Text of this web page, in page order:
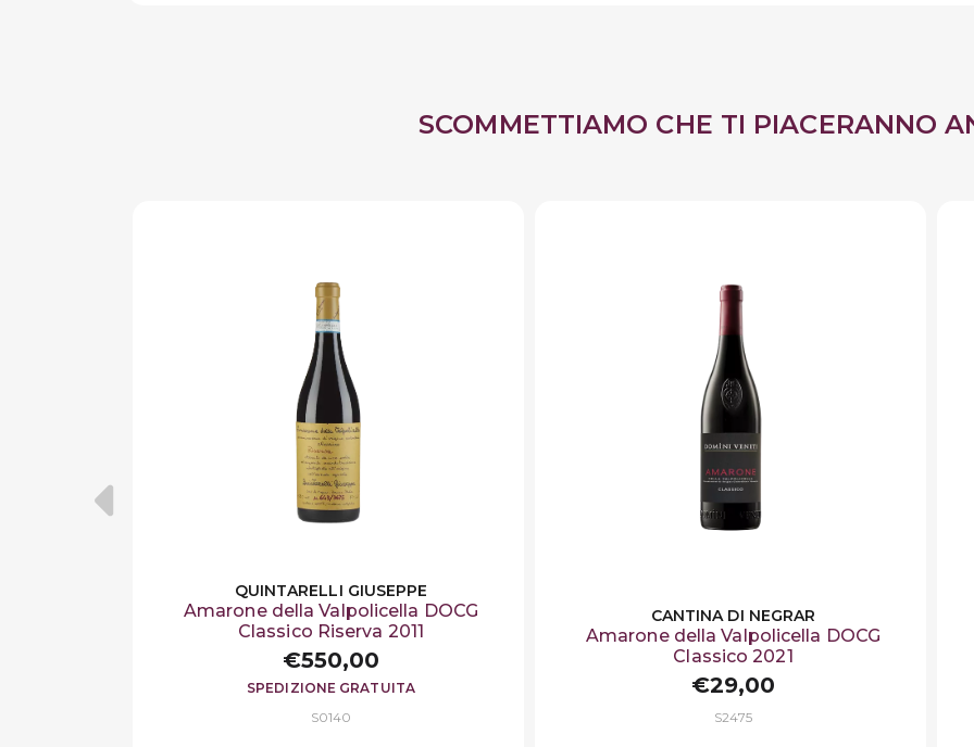
SCOMMETTIAMO CHE TI PIACERANNO
QUINTARELLI GIUSEPPE
Amarone della Valpolicella DOCG
Classico Riserva 2011
€550,00
SPEDIZIONE GRATUITA
S0140
CANTINA DI NEGRAR
Amarone della Valpolicella DOCG
Classico 2021
€29,00
S2475